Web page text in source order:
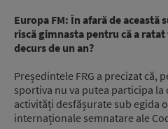
Europa FM: În afară de această
riscă gimnasta pentru că a
decurs de un an?
Președintele FRG a precizat că,
sportiva nu va putea participa
activități desfășurate sub egida
internaționale semnatare ale